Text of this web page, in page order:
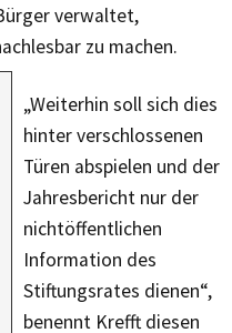
verwaltet,
zu machen.
„Weiterhin soll sich dies
hinter verschlossenen
Türen abspielen und der
Jahresbericht nur der
nichtöffentlichen
Information des
Stiftungsrates dienen“,
benennt Krefft diesen